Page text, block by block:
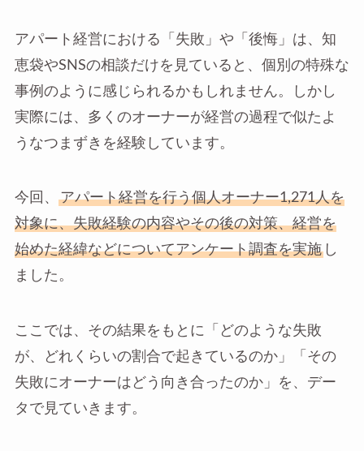
アパート経営における「失敗」や「後悔」は、知
恵袋やSNSの相談だけを見ていると、個別の特殊な
事例のように感じられるかもしれません。しかし
実際には、多くのオーナーが経営の過程で似たよ
うなつまずきを経験しています。
今回、
アパート経営を行う個人オーナー1,271人を
対象に、失敗経験の内容やその後の対策、経営を
始めた経緯などについてアンケート調査を実施し
ました。
ここでは、その結果をもとに「どのような失敗
が、どれくらいの割合で起きているのか」「その
失敗にオーナーはどう向き合ったのか」を、デー
タで見ていきます。